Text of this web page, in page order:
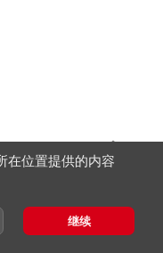
542
在位置提供的内容
继续